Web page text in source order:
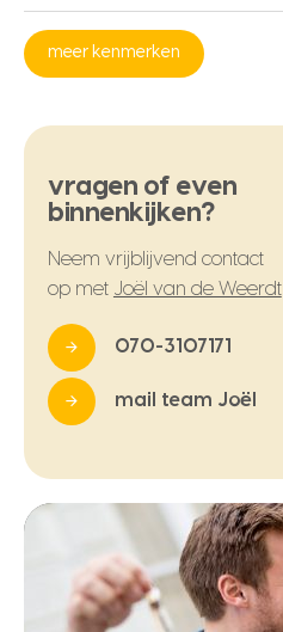
meer kenmerken
vragen of even
binnenkijken?
Neem vrijblijvend contact
op met Joël van de Weerdt
070-3107171
mail team Joël